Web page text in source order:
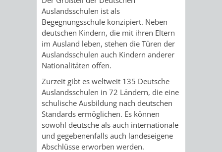
UNTEREN
DENKMALSCHUTZBEHÖRDE
IM
BEREICH
DENKMALSCHUTZ
GENEHMIGUNGSVERFAHREN
TAG
DES
OFFENEN
DENKMALS
VERKAUF
STÄDTISCHER
HÄUSER
/
LIEGENSCHAFTEN
ABWASSERBESEITIGUNG
ERSCHLIESSUNGSBEITRAG
/
DEZERNATE
AMT
FÜR
UND
DENKMALSCHUTZ
FÜR
AMT
Auslandsschulen ist als
Begegnungsschule konzipiert. Neben
deutschen Kindern, die mit ihren Eltern
im Ausland leben, stehen die Türen der
Auslandsschulen auch Kindern anderer
Nationalitäten offen.
Zurzeit gibt es weltweit 135 Deutsche
Auslandsschulen in 72 Ländern, die eine
schulische Ausbildung nach deutschen
Standards ermöglichen. Es können
sowohl deutsche als auch internationale
und gegebenenfalls auch landeseigene
Abschlüsse erworben werden.